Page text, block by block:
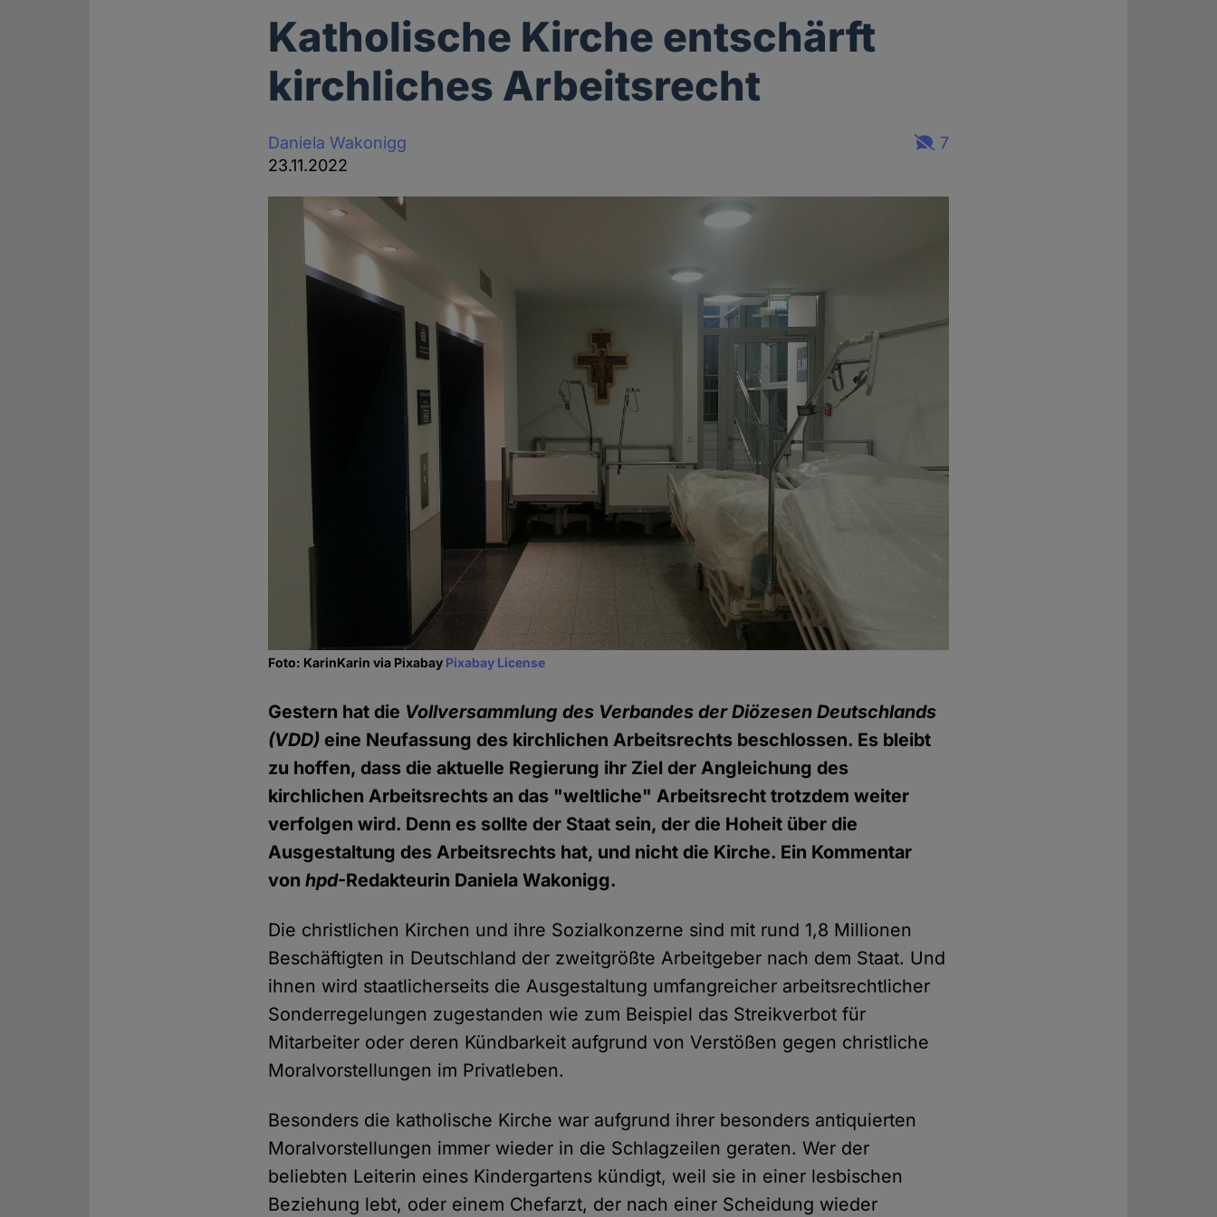
Katholische Kirche entschärft
kirchliches Arbeitsrecht
Daniela Wakonigg
23.11.2022
7
Foto: KarinKarin via Pixabay Pixabay License
Gestern hat die Vollversammlung des Verbandes der Diözesen Deutschlands
(VDD) eine Neufassung des kirchlichen Arbeitsrechts beschlossen. Es bleibt
zu hoffen, dass die aktuelle Regierung ihr Ziel der Angleichung des
kirchlichen Arbeitsrechts an das "weltliche" Arbeitsrecht trotzdem weiter
verfolgen wird. Denn es sollte der Staat sein, der die Hoheit über die
Ausgestaltung des Arbeitsrechts hat, und nicht die Kirche. Ein Kommentar
vonhpd-Redakteurin Daniela Wakonigg.
Die christlichen Kirchen und ihre Sozialkonzerne sind mit rund 1,8 Millionen
Beschäftigten in Deutschland der zweitgrößte Arbeitgeber nach dem Staat. Und
ihnen wird staatlicherseits die Ausgestaltung umfangreicher arbeitsrechtlicher
Sonderregelungen zugestanden wie zum Beispiel das Streikverbot für
Mitarbeiter oder deren Kündbarkeit aufgrund von Verstößen gegen christliche
Moralvorstellungen im Privatleben.
Besonders die katholische Kirche war aufgrund ihrer besonders antiquierten
Moralvorstellungen immer wieder in die Schlagzeilen geraten. Wer der
beliebten Leiterin eines Kindergartens kündigt, weil sie in einer lesbischen
Beziehung lebt, oder einem Chefarzt, der nach einer Scheidung wieder